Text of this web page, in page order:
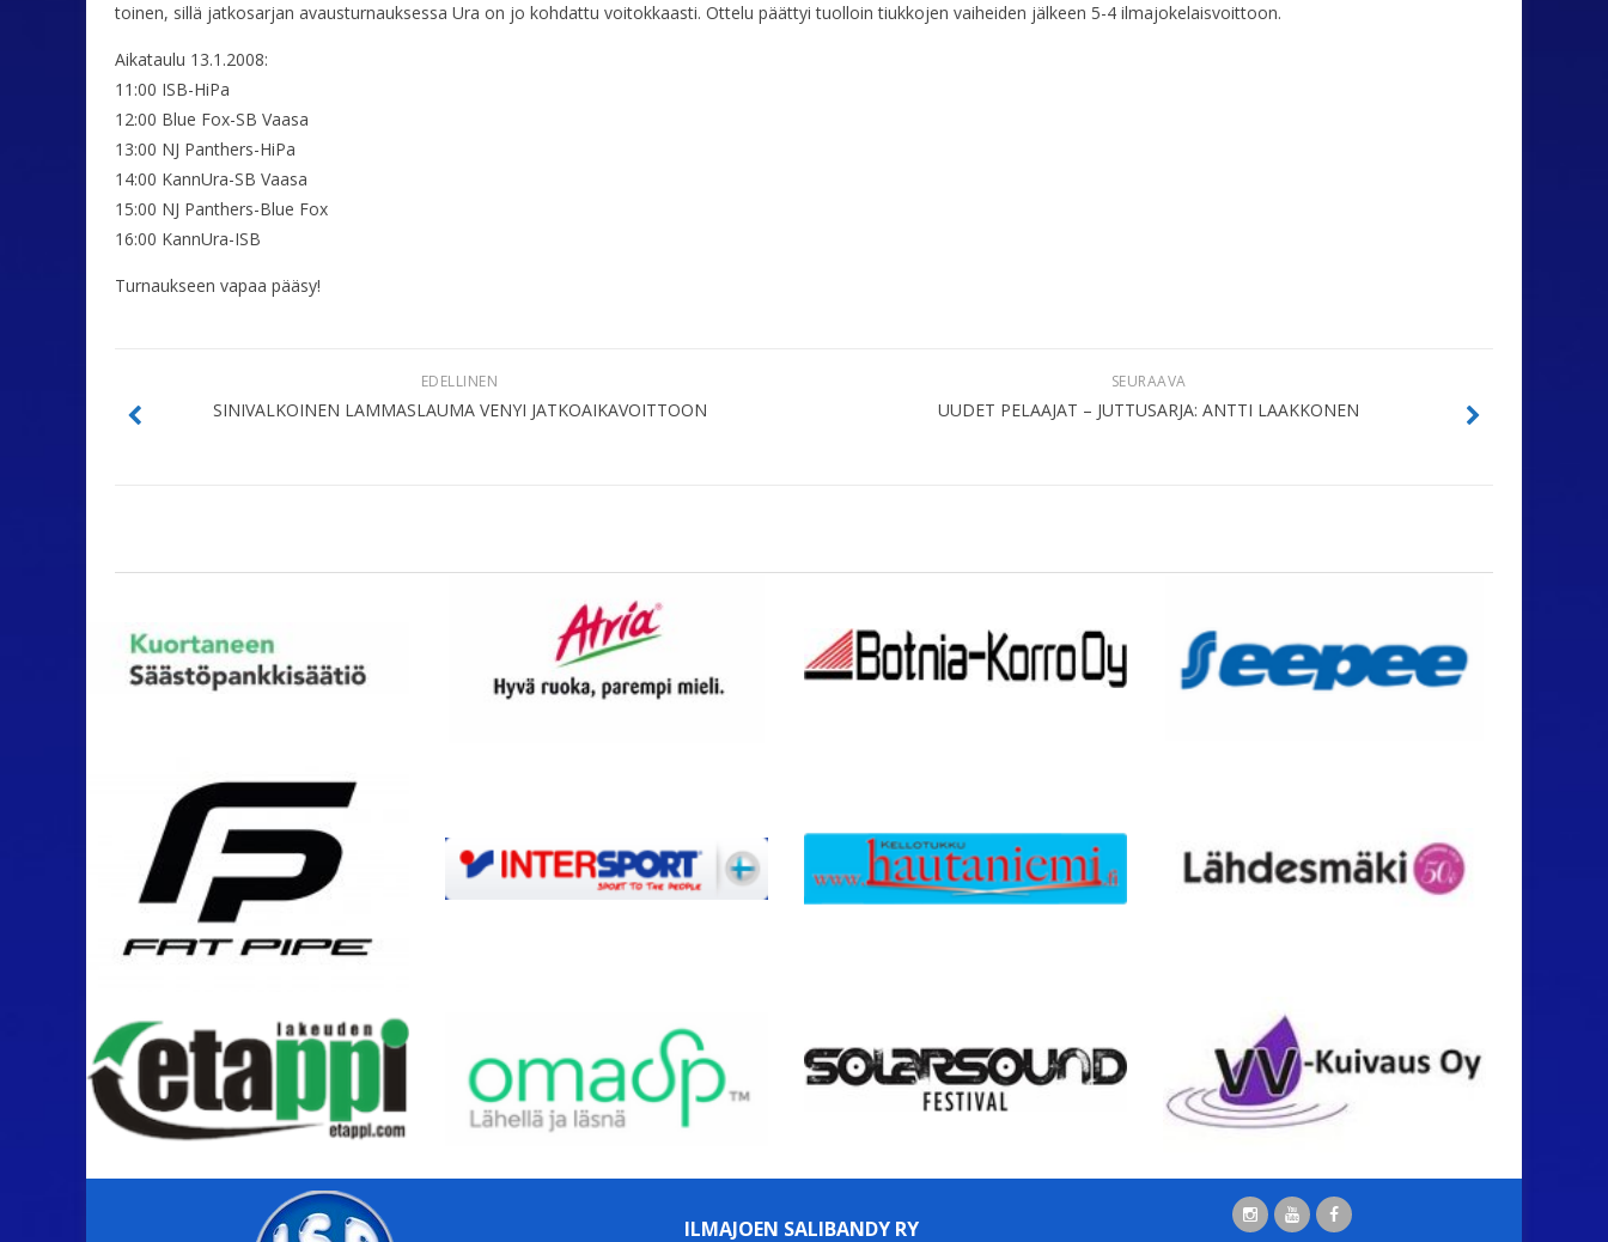
toinen, sillä jatkosarjan avausturnauksessa Ura on jo kohdattu voitokkaasti. Ottelu päättyi tuolloin tiukkojen vaiheiden jälkeen 5-4 ilmajokelaisvoittoon.
Aikataulu 13.1.2008:
11:00 ISB-HiPa
12:00 Blue Fox-SB Vaasa
13:00 NJ Panthers-HiPa
14:00 KannUra-SB Vaasa
15:00 NJ Panthers-Blue Fox
16:00 KannUra-ISB
Turnaukseen vapaa pääsy!
SEURAAVA
UUDET PELAAJAT – JUTTUSARJA: ANTTI LAAKKONEN
EDELLINEN
SINIVALKOINEN LAMMASLAUMA VENYI JATKOAIKAVOITTOON
ILMAJOEN SALIBANDY RY